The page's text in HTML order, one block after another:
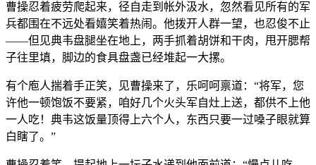
曹操忍着疲劳爬起来，径自走到帐外汲水，忽然看见所有的军
兵都围在不远处看嬉笑着热闹。他拨开人群一望，也忍俊不止
——但见典韦盘腿坐在地上，两手抓着胡饼和干肉，甩开腮帮
子往里填，脚边的食具盘盏已经堆起一大摞。
有个庖人揣着手正笑，见曹操来了，乐呵呵禀道：“将军，您
许他一顿饱饭不要紧，咱好几个火头军自灶上送，都供不上他
一人吃！典韦这饭量顶得上六个人，东西只要一过嗓子眼就算
白瞎了。”